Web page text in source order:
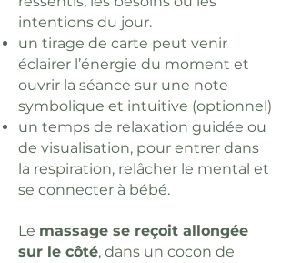
intentions du jour.
un tirage de carte peut venir
éclairer l’énergie du moment et
ouvrir la séance sur une note
symbolique et intuitive (optionnel)
un temps de relaxation guidée ou
de visualisation, pour entrer dans
la respiration, relâcher le mental et
se connecter à bébé.
Le massage se reçoit allongée
sur le côté, dans un cocon de